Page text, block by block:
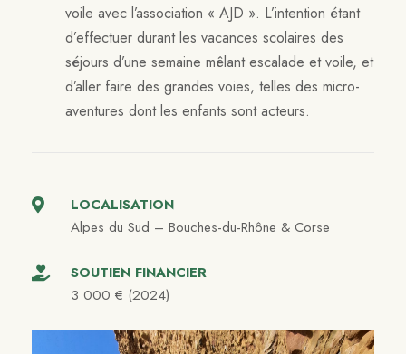
voile avec l’association « AJD ». L’intention étant
d’effectuer durant les vacances scolaires des
séjours d’une semaine mêlant escalade et voile, et
d’aller faire des grandes voies, telles des micro-
aventures dont les enfants sont acteurs.
LOCALISATION
Alpes du Sud – Bouches-du-Rhône & Corse
SOUTIEN FINANCIER
3 000 € (2024)